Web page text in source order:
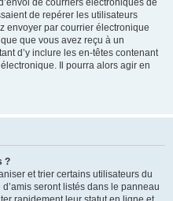
de courriers électroniques de
de repérer les utilisateurs
envoyer par courrier électronique
que vous avez reçu à un
d’y inclure les en-têtes contenant
Il pourra alors agir en
?
et trier certains utilisateurs du
seront listés dans le panneau